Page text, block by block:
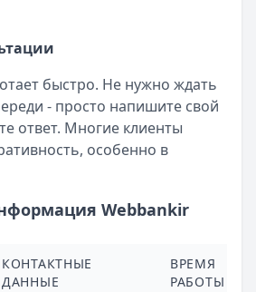
быстро. Не нужно ждать
- просто напишите свой
ответ. Многие клиенты
особенно в
Webbankir
КОНТАКТНЫЕ
ДАННЫЕ
ВРЕМЯ
РАБОТЫ